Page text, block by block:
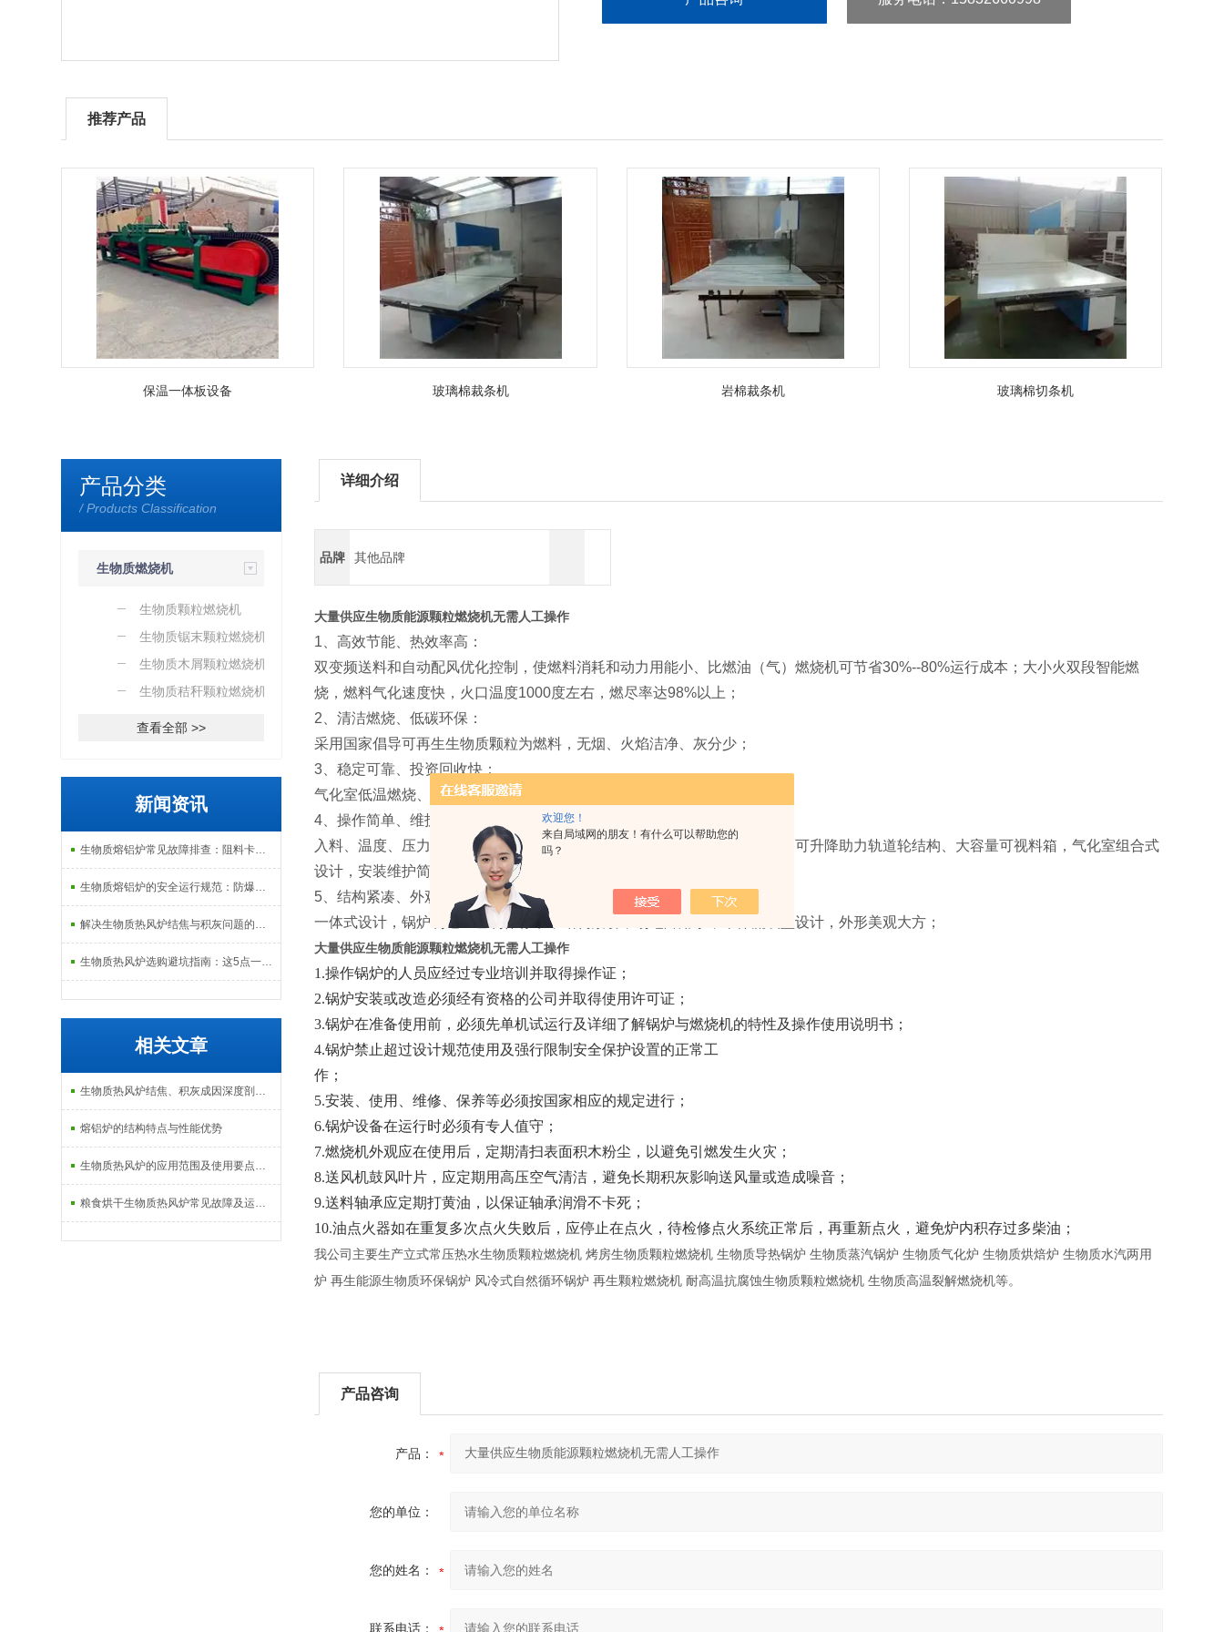
欢迎您！
来自局域网的朋友！有什么可以帮助您的
吗？
推荐产品
保温一体板设备 玻璃棉裁条机 岩棉裁条机 玻璃棉切条机
产品分类
/ Products Classification
生物质燃烧机
生物质颗粒燃烧机
生物质锯末颗粒燃烧机
生物质木屑颗粒燃烧机
生物质秸秆颗粒燃烧机
查看全部 >>
新闻资讯
生物质熔铝炉常见故障排查：阻料卡料、火嘴结焦与烟气排放异常的处理
生物质熔铝炉的安全运行规范：防爆、防泄漏与应急处理机制
解决生物质热风炉结焦与积灰问题的关键技术路径探讨
生物质热风炉选购避坑指南：这5点一定要注意
相关文章
生物质热风炉结焦、积灰成因深度剖析及预防性维护指南
熔铝炉的结构特点与性能优势
生物质热风炉的应用范围及使用要点说明
粮食烘干生物质热风炉常见故障及运行注意事项说明
详细介绍
品牌 其他品牌
大量供应生物质能源颗粒燃烧机无需人工操作
1、高效节能、热效率高：
双变频送料和自动配风优化控制，使燃料消耗和动力用能小、比燃油（气）燃烧机可节省30%--80%运行成本；大小火双段智能燃
烧，燃料气化速度快，火口温度1000度左右，燃尽率达98%以上；
2、清洁燃烧、低碳环保：
采用国家倡导可再生生物质颗粒为燃料，无烟、火焰洁净、灰分少；
3、稳定可靠、投资回收快：
气化室低温燃烧、高性能耐温材料；
4、操作简单、维护方便：
入料、温度、压力等智能运行控制；无需人员手工调节，火口组装式设计、可升降助力轨道轮结构、大容量可视料箱，气化室组合式
设计，安装维护简单快捷；
5、结构紧凑、外观精美：
一体式设计，锅炉制造工艺制作标准，结构紧凑，场地占用小，本体流线型设计，外形美观大方；
大量供应生物质能源颗粒燃烧机无需人工操作
1.操作锅炉的人员应经过专业培训并取得操作证；
2.锅炉安装或改造必须经有资格的公司并取得使用许可证；
3.锅炉在准备使用前，必须先单机试运行及详细了解锅炉与燃烧机的特性及操作使用说明书；
4.锅炉禁止超过设计规范使用及强行限制安全保护设置的正常工
作；
5.安装、使用、维修、保养等必须按国家相应的规定进行；
6.锅炉设备在运行时必须有专人值守；
7.燃烧机外观应在使用后，定期清扫表面积木粉尘，以避免引燃发生火灾；
8.送风机鼓风叶片，应定期用高压空气清洁，避免长期积灰影响送风量或造成噪音；
9.送料轴承应定期打黄油，以保证轴承润滑不卡死；
10.油点火器如在重复多次点火失败后，应停止在点火，待检修点火系统正常后，再重新点火，避免炉内积存过多柴油；
我公司主要生产立式常压热水生物质颗粒燃烧机 烤房生物质颗粒燃烧机 生物质导热锅炉 生物质蒸汽锅炉 生物质气化炉 生物质烘焙炉 生物质水汽两用
炉 再生能源生物质环保锅炉 风冷式自然循环锅炉 再生颗粒燃烧机 耐高温抗腐蚀生物质颗粒燃烧机 生物质高温裂解燃烧机等。
产品咨询
产品：
您的单位：
您的姓名：
联系电话：